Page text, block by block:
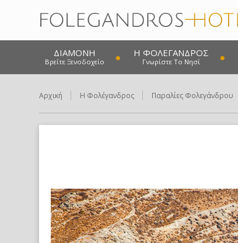
ΔΙΑΜΟΝΉ
Βρείτε Ξενοδοχείο
Η ΦΟΛΈΓΑΝΔΡΟΣ
Γνωρίστε Το Νησί
Αρχική Η Φολέγανδρος Παραλίες Φολεγάνδρου